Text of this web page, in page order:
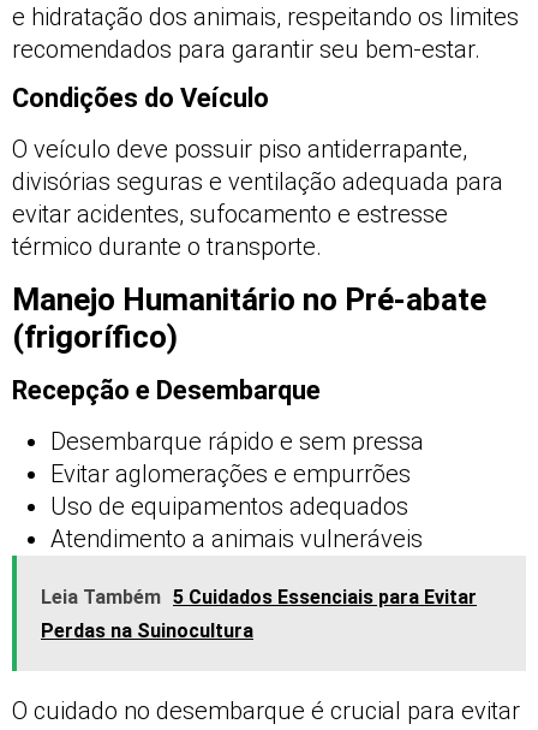
e hidratação dos animais, respeitando os limites
recomendados para garantir seu bem-estar.
Condições do Veículo
O veículo deve possuir piso antiderrapante,
divisórias seguras e ventilação adequada para
evitar acidentes, sufocamento e estresse
térmico durante o transporte.
Manejo Humanitário no Pré-abate
(frigorífico)
Recepção e Desembarque
Desembarque rápido e sem pressa
Evitar aglomerações e empurrões
Uso de equipamentos adequados
Atendimento a animais vulneráveis
Leia Também 5 Cuidados Essenciais para Evitar
Perdas na Suinocultura
O cuidado no desembarque é crucial para evitar